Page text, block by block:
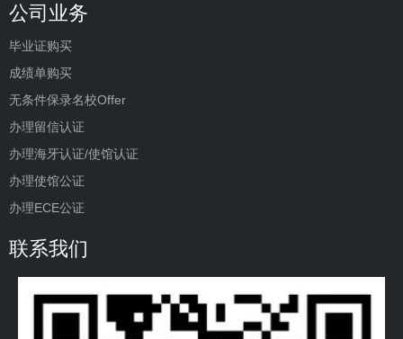
公司业务
毕业证购买
成绩单购买
无条件保录名校Offer
办理留信认证
办理海牙认证/使馆认证
办理使馆公证
办理ECE公证
联系我们